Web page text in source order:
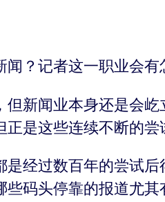
？记者这一职业会
新闻业本身还是会
是这些连续不断的尝
经过数百年的尝试
码头停靠的报道尤